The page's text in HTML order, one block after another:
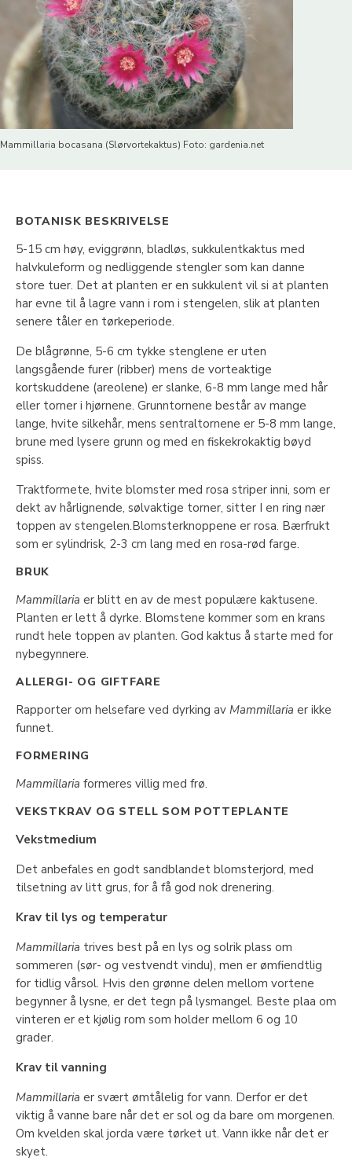
Mammillaria bocasana (Slørvortekaktus) Foto: gardenia.net
BOTANISK BESKRIVELSE
5-15 cm høy, eviggrønn, bladløs, sukkulentkaktus med
halvkuleform og nedliggende stengler som kan danne
store tuer. Det at planten er en sukkulent vil si at planten
har evne til å lagre vann i rom i stengelen, slik at planten
senere tåler en tørkeperiode.
De blågrønne, 5-6 cm tykke stenglene er uten
langsgående furer (ribber) mens de vorteaktige
kortskuddene (areolene) er slanke, 6-8 mm lange med hår
eller torner i hjørnene. Grunntornene består av mange
lange, hvite silkehår, mens sentraltornene er 5-8 mm lange,
brune med lysere grunn og med en fiskekrokaktig bøyd
spiss.
Traktformete, hvite blomster med rosa striper inni, som er
dekt av hårlignende, sølvaktige torner, sitter I en ring nær
toppen av stengelen.Blomsterknoppene er rosa. Bærfrukt
som er sylindrisk, 2-3 cm lang med en rosa-rød farge.
BRUK
Mammillaria er blitt en av de mest populære kaktusene.
Planten er lett å dyrke. Blomstene kommer som en krans
rundt hele toppen av planten. God kaktus å starte med for
nybegynnere.
ALLERGI- OG GIFTFARE
Rapporter om helsefare ved dyrking av Mammillaria er ikke
funnet.
FORMERING
Mammillaria formeres villig med frø.
VEKSTKRAV OG STELL SOM POTTEPLANTE
Vekstmedium
Det anbefales en godt sandblandet blomsterjord, med
tilsetning av litt grus, for å få god nok drenering.
Krav til lys og temperatur
Mammillaria trives best på en lys og solrik plass om
sommeren (sør- og vestvendt vindu), men er ømfiendtlig
for tidlig vårsol. Hvis den grønne delen mellom vortene
begynner å lysne, er det tegn på lysmangel. Beste plaa om
vinteren er et kjølig rom som holder mellom 6 og 10
grader.
Krav til vanning
Mammillaria er svært ømtålelig for vann. Derfor er det
viktig å vanne bare når det er sol og da bare om morgenen.
Om kvelden skal jorda være tørket ut. Vann ikke når det er
skyet.